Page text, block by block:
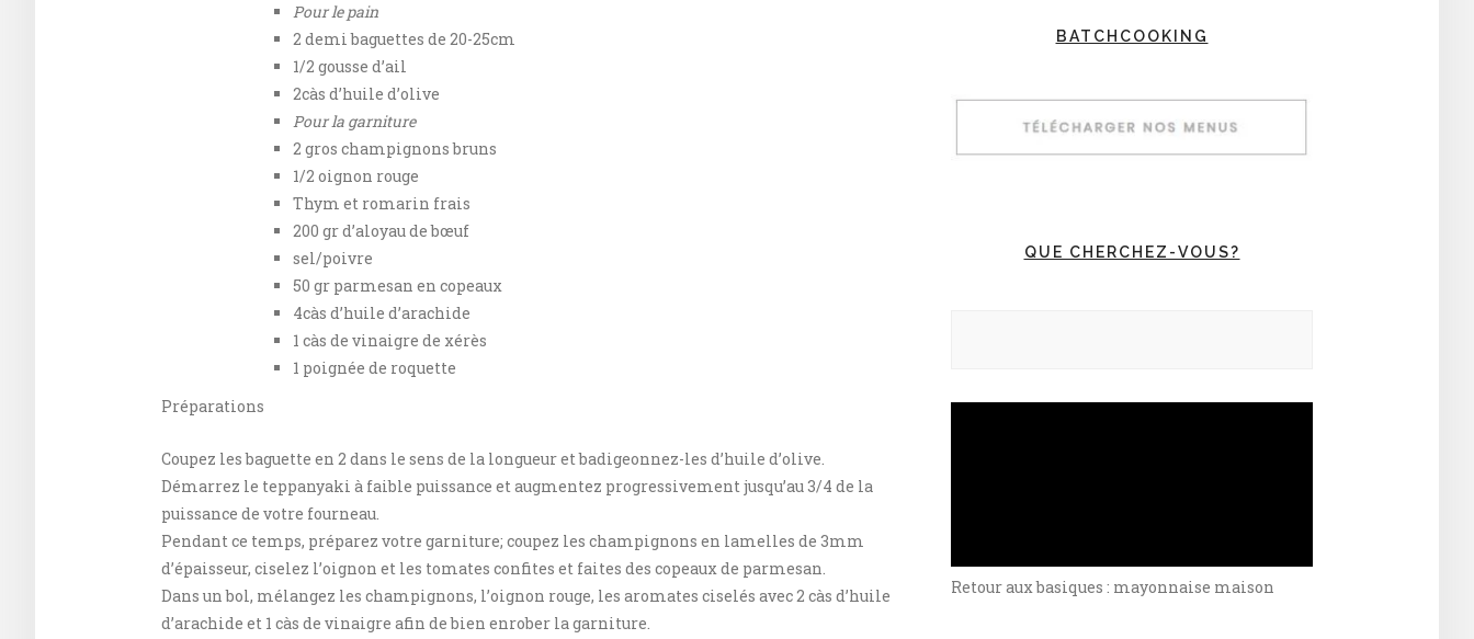
Pour le pain
2 demi baguettes de 20-25cm
1/2 gousse d’ail
2càs d’huile d’olive
Pour la garniture
2 gros champignons bruns
1/2 oignon rouge
Thym et romarin frais
200 gr d’aloyau de bœuf
sel/poivre
50 gr parmesan en copeaux
4càs d’huile d’arachide
1 càs de vinaigre de xérès
1 poignée de roquette
Préparations
Coupez les baguette en 2 dans le sens de la longueur et badigeonnez-les d’huile d’olive.
Démarrez le teppanyaki à faible puissance et augmentez progressivement jusqu’au 3/4 de la
puissance de votre fourneau.
Pendant ce temps, préparez votre garniture; coupez les champignons en lamelles de 3mm
d’épaisseur, ciselez l’oignon et les tomates confites et faites des copeaux de parmesan.
Dans un bol, mélangez les champignons, l’oignon rouge, les aromates ciselés avec 2 càs d’huile
d’arachide et 1 càs de vinaigre afin de bien enrober la garniture.
BATCHCOOKING
QUE CHERCHEZ-VOUS?
Retour aux basiques : mayonnaise maison